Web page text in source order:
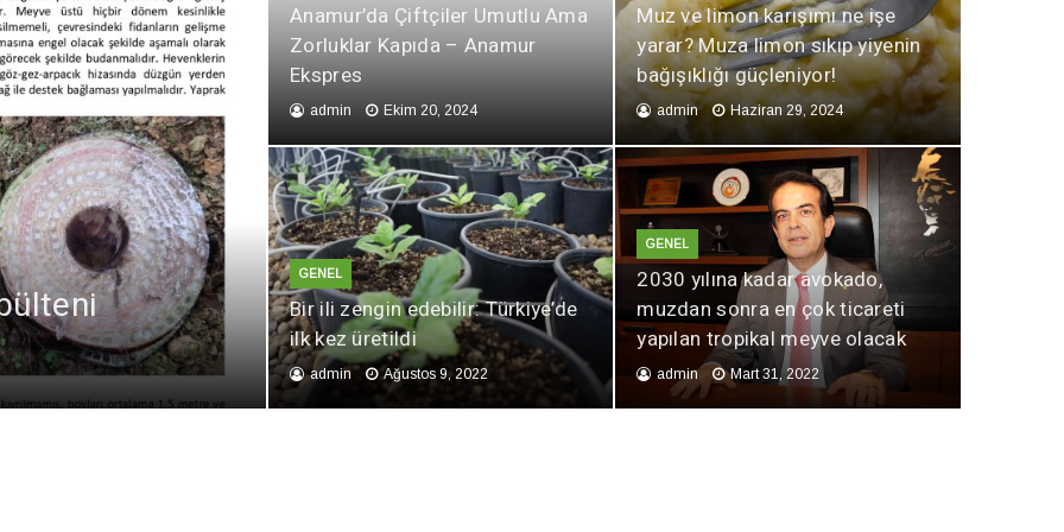
Anamur’da Çiftçiler Umutlu Ama
Zorluklar Kapıda – Anamur
Ekspres
admin Ekim 20, 2024
Muz ve limon karışımı ne işe
yarar? Muza limon sıkıp yiyenin
bağışıklığı güçleniyor!
admin Haziran 29, 2024
GENEL
Bir ili zengin edebilir: Türkiye’de
ilk kez üretildi
admin Ağustos 9, 2022
GENEL
2030 yılına kadar avokado,
muzdan sonra en çok ticareti
yapılan tropikal meyve olacak
admin Mart 31, 2022